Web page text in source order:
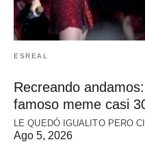
ESREAL
Recreando
famoso meme casi
LE QUEDÓ IGUALITO PERO
Ago 5, 2026